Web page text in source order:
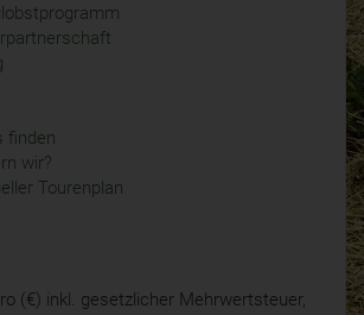
finden
wir?
Tourenplan
(€) inkl. gesetzlicher Mehrwertsteuer,